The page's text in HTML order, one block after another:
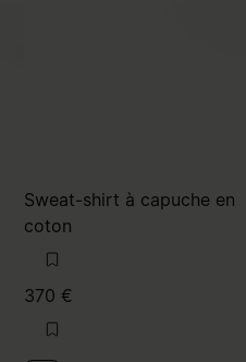
Sweat-shirt à capuche en
coton
370 €